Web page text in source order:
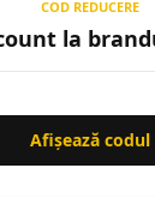
COD REDUCERE
la
Afișează codul